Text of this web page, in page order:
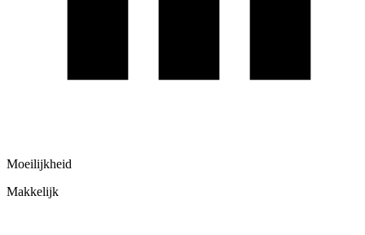
Moeilijkheid
Makkelijk